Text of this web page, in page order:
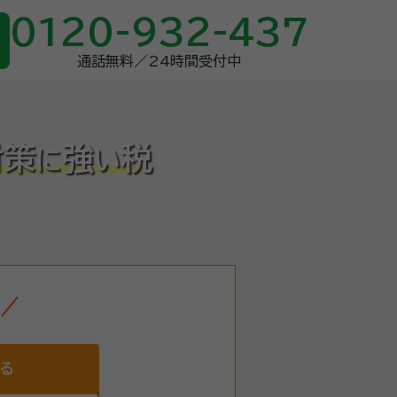
0120-932-437
通話無料／24時間受付中
に強い税